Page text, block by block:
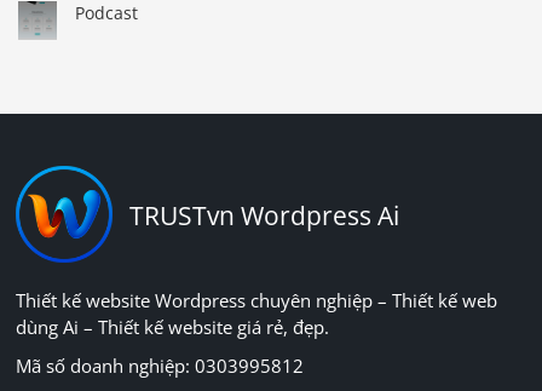
Podcast
TRUSTvn Wordpress Ai
Thiết kế website Wordpress chuyên nghiệp – Thiết kế web
dùng Ai – Thiết kế website giá rẻ, đẹp.
Mã số doanh nghiệp: 0303995812